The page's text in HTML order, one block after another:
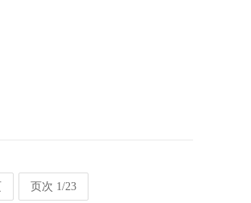
页次 1/23